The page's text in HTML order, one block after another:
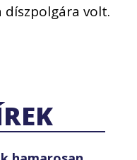
volt.